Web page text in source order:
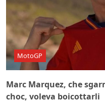
MotoGP
Marc Marquez, che
choc, voleva boicottarli